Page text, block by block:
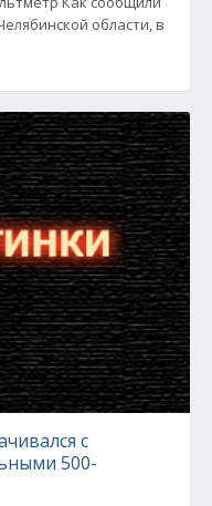
области, в
с
500-